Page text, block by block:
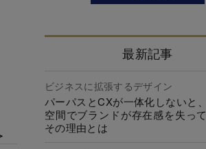
最新記事
ビジネスに拡張するデザイン
パーパスとCXが一体化しないと
空間でブランドが存在感を失っ
その理由とは